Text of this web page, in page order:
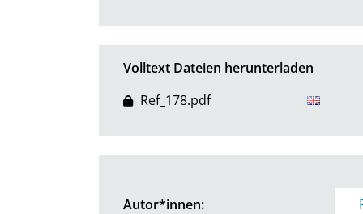
Volltext Dateien herunterladen
Ref_178.pdf
Autor*innen: